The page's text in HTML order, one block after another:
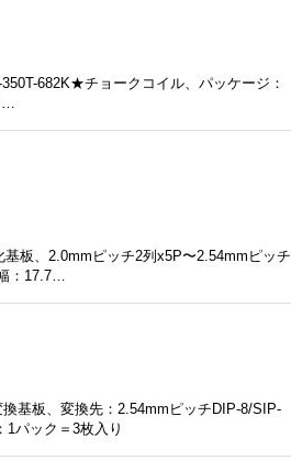
682K★チョークコイル、パッケージ：
…
板、2.0mmピッチ2列x5P〜2.54mmピッチ
：17.7…
基板、変換先：2.54mmピッチDIP-8/SIP-
パック＝3枚入り